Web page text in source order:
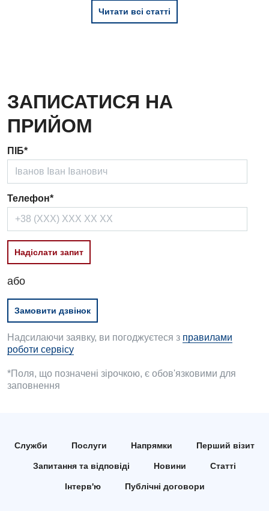
Читати всі статті
ЗАПИСАТИСЯ НА
ПРИЙОМ
ПІБ*
Телефон*
Надіслати запит
або
Замовити дзвінок
Надсилаючи заявку, ви погоджуєтеся з правилами
роботи сервісу
*Поля, що позначені зірочкою, є обов'язковими для
заповнення
Служби Послуги Напрямки Перший візит
Запитання та відповіді Новини Статті
Інтерв'ю Публічні договори